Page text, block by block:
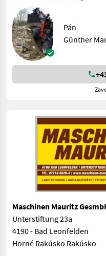
Pán
Günther
Maschinen Mauritz
Unterstiftung 23a
4190 - Bad Leonfelden
Horné Rakúsko Rakúsko